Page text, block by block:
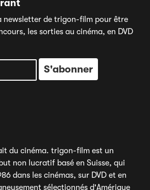
newsletter de trigon-film pour être
les sorties au cinéma, en DVD
du cinéma. trigon-film est un
non lucratif basé en Suisse, qui
dans les cinémas, sur DVD et en
sélectionnés d'Amérique